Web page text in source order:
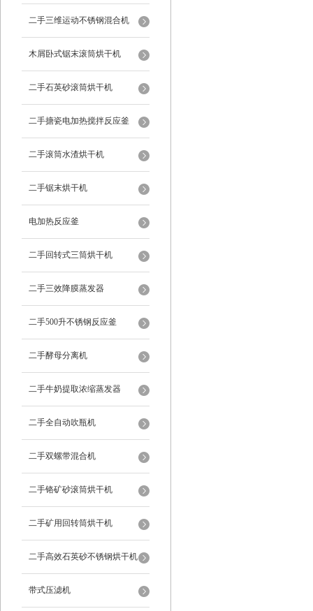
二手三维运动不锈钢混合机
木屑卧式锯末滚筒烘干机
二手石英砂滚筒烘干机
二手搪瓷电加热搅拌反应釜
二手滚筒水渣烘干机
二手锯末烘干机
电加热反应釜
二手回转式三筒烘干机
二手三效降膜蒸发器
二手500升不锈钢反应釜
二手酵母分离机
二手牛奶提取浓缩蒸发器
二手全自动吹瓶机
二手双螺带混合机
二手铬矿砂滚筒烘干机
二手矿用回转筒烘干机
二手高效石英砂不锈钢烘干机
带式压滤机